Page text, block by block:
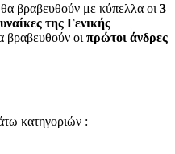
βραβευθούν με κύπελλα οι 3
της Γενικής
βραβευθούν οι πρώτοι άνδρες
κατηγοριών :